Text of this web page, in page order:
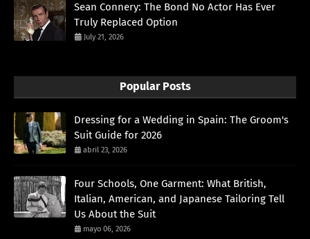
Sean Connery: The Bond No Actor Has Ever
Truly Replaced Option
July 21, 2026
Popular Posts
Dressing for a Wedding in Spain: The Groom's
Suit Guide for 2026
abril 23, 2026
Four Schools, One Garment: What British,
Italian, American, and Japanese Tailoring Tell
Us About the Suit
mayo 06, 2026